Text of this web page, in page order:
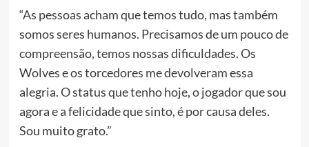
“As pessoas acham que temos tudo, mas também
somos seres humanos. Precisamos de um pouco de
compreensão, temos nossas dificuldades. Os
Wolves e os torcedores me devolveram essa
alegria. O status que tenho hoje, o jogador que sou
agora e a felicidade que sinto, é por causa deles.
Sou muito grato.”